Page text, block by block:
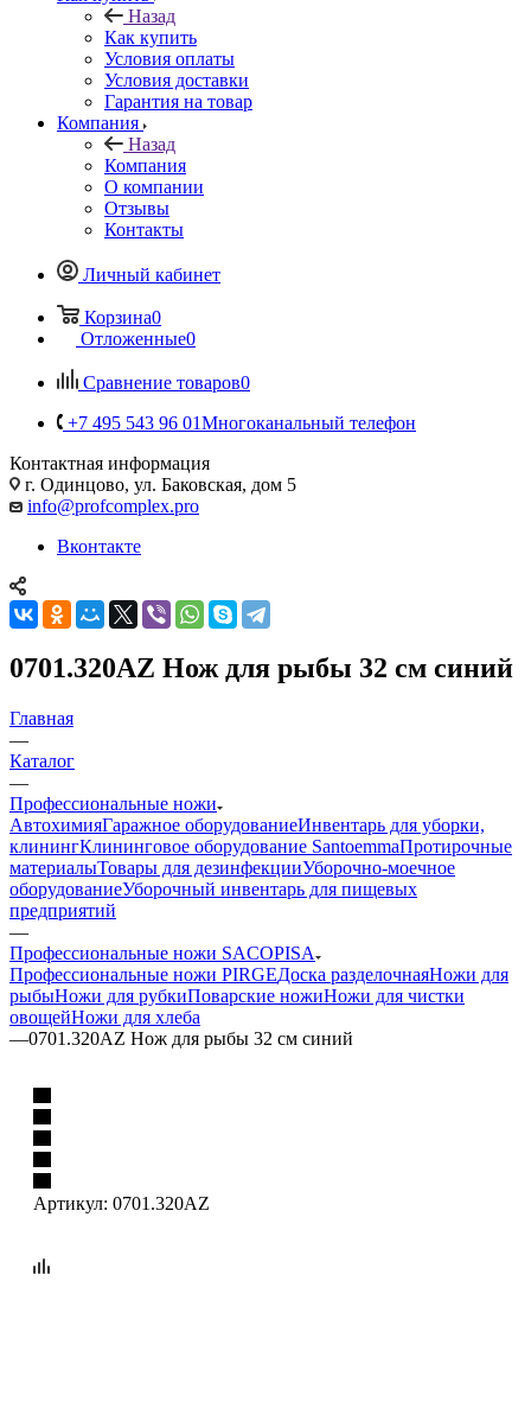
Назад
Как купить
Условия оплаты
Условия доставки
Гарантия на товар
Компания
Назад
Компания
О компании
Отзывы
Контакты
Личный кабинет
Корзина0
Отложенные0
Сравнение товаров0
+7 495 543 96 01Многоканальный телефон
Контактная информация
г. Одинцово, ул. Баковская, дом 5
info@profcomplex.pro
Вконтакте
0701.320AZ Нож для рыбы 32 см синий
Главная
—
Каталог
—
Профессиональные ножи
АвтохимияГаражное оборудованиеИнвентарь для уборки,
клинингКлининговое оборудование SantoemmaПротирочные
материалыТовары для дезинфекцииУборочно-моечное
оборудованиеУборочный инвентарь для пищевых
предприятий
—
Профессиональные ножи SACOPISA
Профессиональные ножи PIRGEДоска разделочнаяНожи для
рыбыНожи для рубкиПоварские ножиНожи для чистки
овощейНожи для хлеба
—0701.320AZ Нож для рыбы 32 см синий
Артикул: 0701.320AZ